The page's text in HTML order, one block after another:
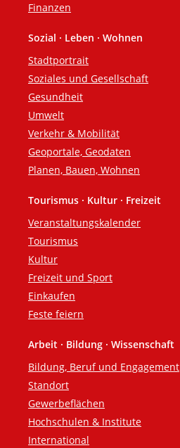
Finanzen
Sozial · Leben · Wohnen
Stadtportrait
Soziales und Gesellschaft
Gesundheit
Umwelt
Verkehr & Mobilität
Geoportale, Geodaten
Planen, Bauen, Wohnen
Tourismus · Kultur · Freizeit
Veranstaltungskalender
Tourismus
Kultur
Freizeit und Sport
Einkaufen
Feste feiern
Arbeit · Bildung · Wissenschaft
Bildung, Beruf und Engagement
Standort
Gewerbeflächen
Hochschulen & Institute
International